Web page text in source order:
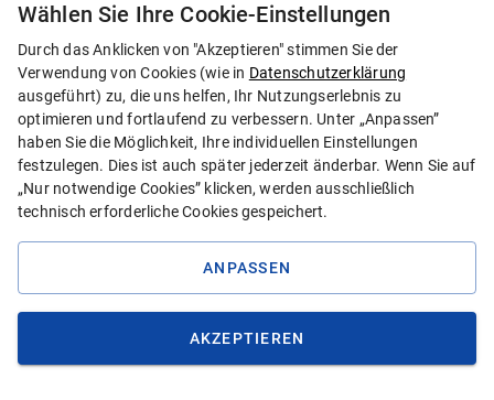
Schnell den perfekten Tarif finden
Die besten Zahnzusatzversicherungen für
eine Brille und Sehhilfe nach Eigenschaft
Wählen Sie Ihre Cookie-Einstellungen
Durch das Anklicken von "Akzeptieren" stimmen Sie der
Verwendung von Cookies (wie in Datenschutzerklärung
ausgeführt) zu, die uns helfen, Ihr Nutzungserlebnis zu
optimieren und fortlaufend zu verbessern. Unter „Anpassen”
haben Sie die Möglichkeit, Ihre individuellen Einstellungen
festzulegen. Dies ist auch später jederzeit änderbar. Wenn Sie auf
„Nur notwendige Cookies” klicken, werden ausschließlich
technisch erforderliche Cookies gespeichert.
ANPASSEN
AKZEPTIEREN